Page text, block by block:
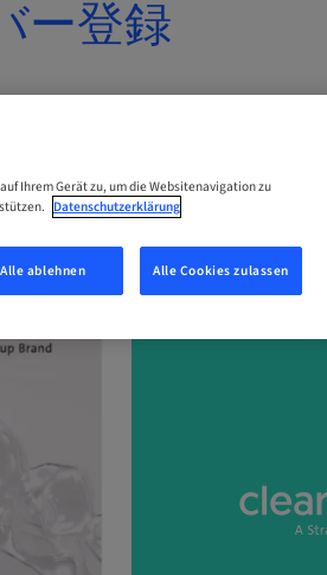
ー登録
Ihrem Gerät zu, um die Websitenavigation zu
Datenschutzerklärung
Alle ablehnen Alle Cookies zulassen